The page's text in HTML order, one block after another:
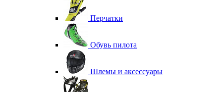
Перчатки
Обувь пилота
Шлемы и аксессуары